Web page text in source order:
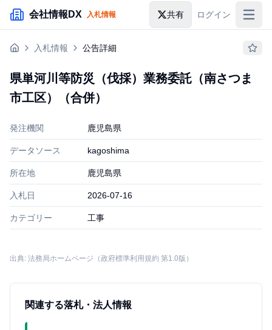
メインコンテンツにスキップ
会社情報DX 入札情報 共有 ログイン
入札情報
助成金・補助金
入札情報 公告詳細
県単河川等防災（伐採）業務委託（南さつま
市工区）（合併）
発注機関 鹿児島県
データソース kagoshima
所在地 鹿児島県
入札日 2026-07-16
カテゴリー 工事
出典: 法務局ホームページ（政府標準利用規約 第1.0版）
関連する落札・法人情報